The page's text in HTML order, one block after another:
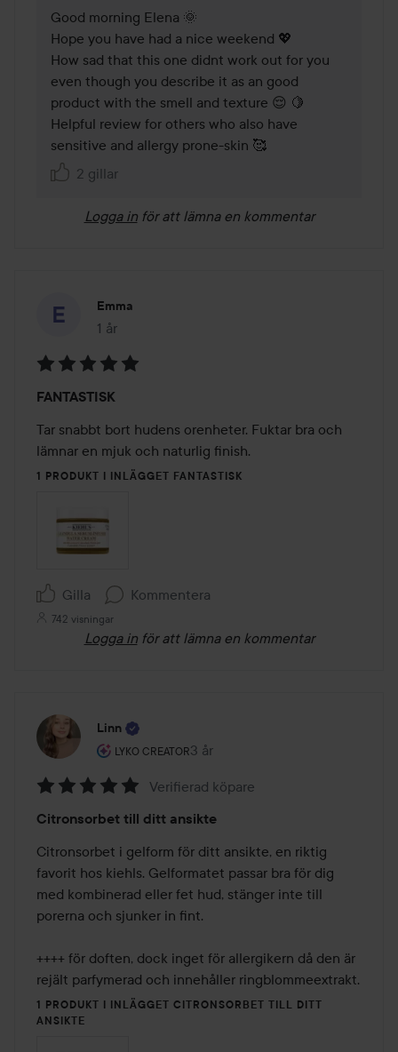
Good morning Elena 🌞
Hope you have had a nice weekend 💖
How sad that this one didnt work out for you
even though you describe it as an good
product with the smell and texture 😌 🍋
Helpful review for others who also have
sensitive and allergy prone-skin 🥰
2 gillar
Logga in för att lämna en kommentar
Emma
1 år
Inlägget skapades 1 år
5
av
5
FANTASTISK
Tar snabbt bort hudens orenheter. Fuktar bra och
lämnar en mjuk och naturlig finish.
1 PRODUKT I INLÄGGET FANTASTISK
Gilla Kommentera
742 visningar
Logga in för att lämna en kommentar
Linn
LYKO CREATOR
Användarens roll: Lyko Creator.
3 år
Inlägget skapades 3 år
5
av
5
Verifierad köpare
Citronsorbet till ditt ansikte
Citronsorbet i gelform för ditt ansikte, en riktig
favorit hos kiehls. Gelformatet passar bra för dig
med kombinerad eller fet hud, stänger inte till
porerna och sjunker in fint.
++++ för doften, dock inget för allergikern då den är
rejält parfymerad och innehåller ringblommeextrakt.
1 PRODUKT I INLÄGGET CITRONSORBET TILL DITT
ANSIKTE